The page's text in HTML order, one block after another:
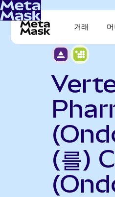
거래 머
(를)